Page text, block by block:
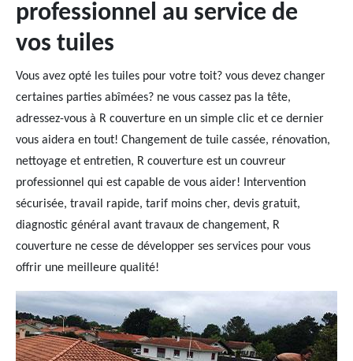
professionnel au service de
vos tuiles
Vous avez opté les tuiles pour votre toit? vous devez changer
certaines parties abîmées? ne vous cassez pas la tête,
adressez-vous à R couverture en un simple clic et ce dernier
vous aidera en tout! Changement de tuile cassée, rénovation,
nettoyage et entretien, R couverture est un couvreur
professionnel qui est capable de vous aider! Intervention
sécurisée, travail rapide, tarif moins cher, devis gratuit,
diagnostic général avant travaux de changement, R
couverture ne cesse de développer ses services pour vous
offrir une meilleure qualité!